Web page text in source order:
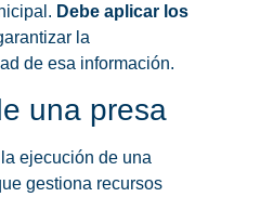
Debe aplicar los
la
de esa información.
una presa
ejecución de una
gestiona recursos